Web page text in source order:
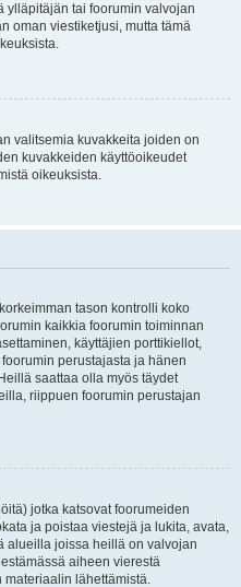
ylläpitäjän tai foorumin valvojan
oman viestiketjusi, mutta tämä
valitsemia kuvakkeita joiden on
kuvakkeiden käyttöoikeudet
oikeuksista.
tason kontrolli koko
kaikkia foorumin toiminnan
käyttäjien porttikiellot,
perustajasta ja hänen
saattaa olla myös täydet
riippuen foorumin perustajan
jotka katsovat foorumeiden
ja poistaa viestejä ja lukita, avata,
alueilla joissa heillä on valvojan
aiheen vierestä
materiaalin lähettämistä.